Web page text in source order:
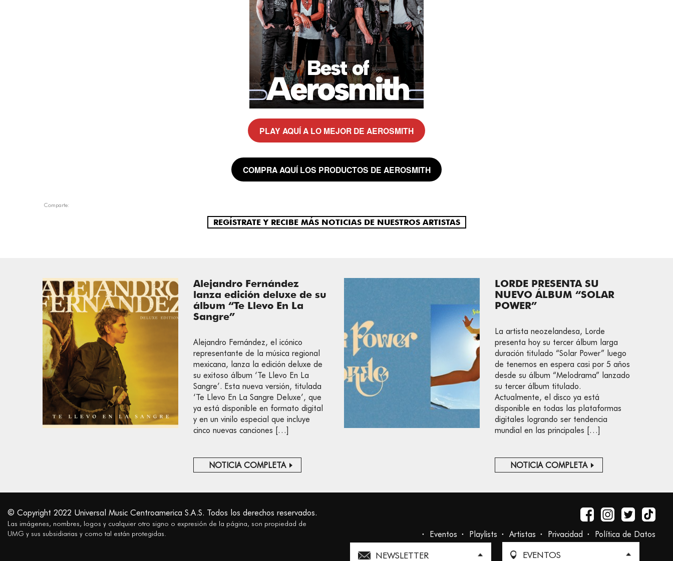
PLAY AQUÍ A LO MEJOR DE AEROSMITH
COMPRAAQUÍ LOS PRODUCTOS DE AEROSMITH
Comparte:
REGÍSTRATE Y RECIBE MÁS NOTICIAS DE NUESTROS ARTISTAS
Alejandro Fernández
lanza edición deluxe de su
álbum “Te Llevo En La
Sangre”
Alejandro Fernández, el icónico
representante de la música regional
mexicana, lanza la edición deluxe de
su exitoso álbum ‘Te Llevo En La
Sangre’. Esta nueva versión, titulada
‘Te Llevo En La Sangre Deluxe’, que
ya está disponible en formato digital
y en un vinilo especial que incluye
cinco nuevas canciones […]
NOTICIA COMPLETA
LORDE PRESENTA SU
NUEVO ÁLBUM “SOLAR
POWER”
La artista neozelandesa, Lorde
presenta hoy su tercer álbum larga
duración titulado “Solar Power” luego
de tenernos en espera casi por 5 años
desde su álbum “Melodrama” lanzado
su tercer álbum titulado.
Actualmente, el disco ya está
disponible en todas las plataformas
digitales logrando ser tendencia
mundial en las principales […]
NOTICIA COMPLETA
NEWSLETTER EVENTOS
© Copyright 2022 Universal Music Centroamerica S.A.S. Todos los derechos reservados.
Las imágenes, nombres, logos y cualquier otro signo o expresión de la página, son propiedad de
UMG y sus subsidiarias y como tal están protegidas.
Eventos Playlists Artistas Privacidad Política de Datos